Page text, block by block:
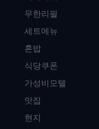
무한리필
세트메뉴
혼밥
식당쿠폰
가성비모텔
맛집
현지